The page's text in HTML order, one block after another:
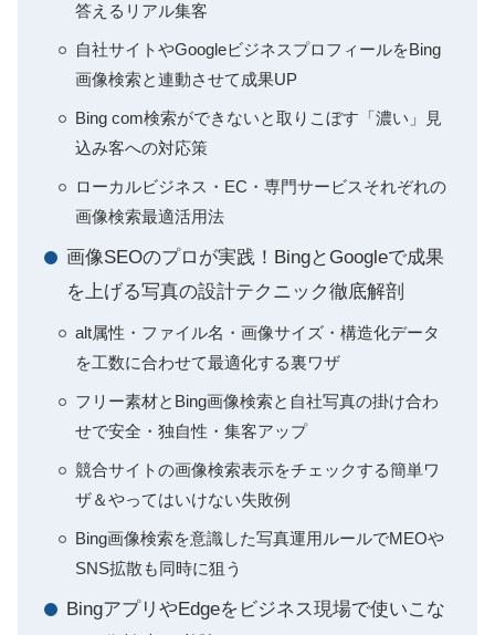
答えるリアル集客
自社サイトやGoogleビジネスプロフィールをBing
画像検索と連動させて成果UP
Bing com検索ができないと取りこぼす「濃い」見
込み客への対応策
ローカルビジネス・EC・専門サービスそれぞれの
画像検索最適活用法
画像SEOのプロが実践！BingとGoogleで成果
を上げる写真の設計テクニック徹底解剖
alt属性・ファイル名・画像サイズ・構造化データ
を工数に合わせて最適化する裏ワザ
フリー素材とBing画像検索と自社写真の掛け合わ
せで安全・独自性・集客アップ
競合サイトの画像検索表示をチェックする簡単ワ
ザ＆やってはいけない失敗例
Bing画像検索を意識した写真運用ルールでMEOや
SNS拡散も同時に狙う
BingアプリやEdgeをビジネス現場で使いこな